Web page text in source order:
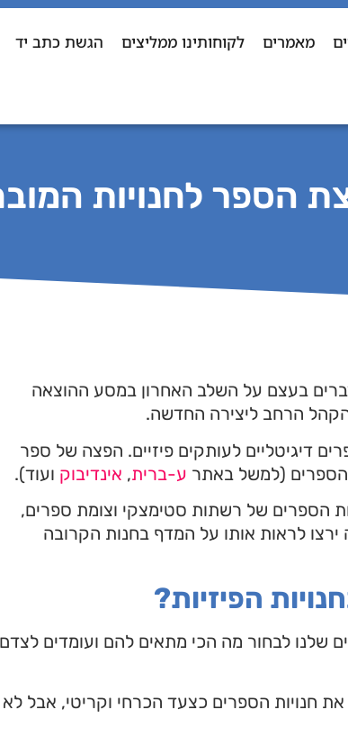
מאמרים לקוחותינו ממליצים הגשת כתב יד
הספר לחנויות
בעצם על השלב האחרון במסע ההוצאה
הרחב ליצירה החדשה.
דיגיטליים לעותקים פיזיים. הפצה של ספר
הספרים (למשל באתר ע-ברית, אינדיבוק ועוד).
הספרים של רשתות סטימצקי וצומת ספרים,
לראות אותו על המדף בחנות הקרובה
הפיזיות?
שלנו לבחור מה הכי מתאים להם ועומדים לצדם
חנויות הספרים כצעד הכרחי וקריטי, אבל לא